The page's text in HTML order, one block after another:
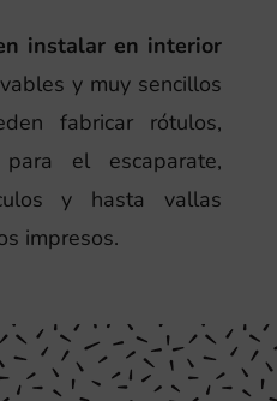
instalar en interior
y muy sencillos
fabricar rótulos,
el escaparate,
y hasta vallas
impresos.